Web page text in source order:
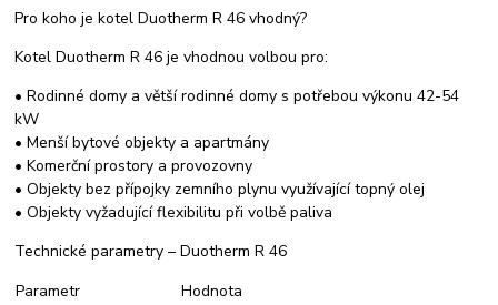
Pro koho je kotel Duotherm R 46 vhodný?
Kotel Duotherm R 46 je vhodnou volbou pro:
• Rodinné domy a větší rodinné domy s potřebou výkonu 42-54
kW
• Menší bytové objekty a apartmány
• Komerční prostory a provozovny
• Objekty bez přípojky zemního plynu využívající topný olej
• Objekty vyžadující flexibilitu při volbě paliva
Technické parametry – Duotherm R 46
Parametr
Hodnota